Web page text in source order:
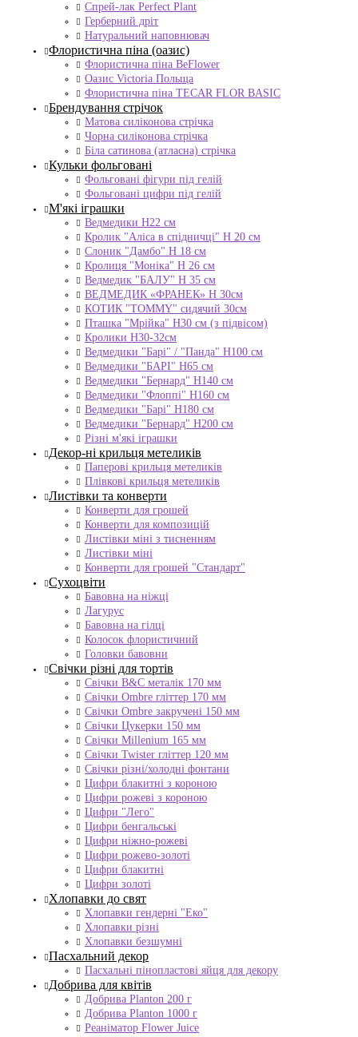
Спрей-лак Perfect Plant
Герберний дріт
Натуральний наповнювач
Флористична піна (оазис)
Флористична піна BeFlower
Оазис Victoria Польща
Флористична піна TECAR FLOR BASIC
Брендування стрічок
Матова силіконова стрічка
Чорна силіконова стрічка
Біла сатинова (атласна) стрічка
Кульки фольговані
Фольговані фігури під гелій
Фольговані цифри під гелій
М'які іграшки
Ведмедики H22 см
Кролик "Аліса в спідничці" Н 20 см
Слоник "Дамбо" Н 18 см
Кролиця "Моніка" Н 26 см
Ведмедик "БАЛУ" Н 35 см
ВЕДМЕДИК «ФРАНЕК» H 30см
КОТИК "ТОMMY" сидячий 30см
Пташка "Мрійка" Н30 см (з підвісом)
Кролики Н30-32см
Ведмедики "Барі" / "Панда" Н100 см
Ведмедики "БАРІ" Н65 см
Ведмедики "Бернард" Н140 см
Ведмедики "Флоппі" Н160 см
Ведмедики "Барі" Н180 см
Ведмедики "Бернард" Н200 см
Різні м'які іграшки
Декор-ні крильця метеликів
Паперові крильця метеликів
Плівкові крильця метеликів
Листівки та конверти
Конверти для грошей
Конверти для композицій
Листівки міні з тисненням
Листівки міні
Конверти для грошей "Стандарт"
Сухоцвіти
Бавовна на ніжці
Лагурус
Бавовна на гілці
Колосок флористичний
Головки бавовни
Свічки різні для тортів
Свічки B&C металік 170 мм
Свічки Ombre гліттер 170 мм
Свічки Ombre закручені 150 мм
Свічки Цукерки 150 мм
Свічки Millenium 165 мм
Свічки Twister гліттер 120 мм
Свічки різні/холодні фонтани
Цифри блакитні з короною
Цифри рожеві з короною
Цифри "Лего"
Цифри бенгальські
Цифри ніжно-рожеві
Цифри рожево-золоті
Цифри блакитні
Цифри золоті
Хлопавки до свят
Хлопавки гендерні "Еко"
Хлопавки різні
Хлопавки безшумні
Пасхальний декор
Пасхальні пінопластові яйця для декору
Добрива для квітів
Добрива Planton 200 г
Добрива Planton 1000 г
Реаніматор Flower Juice